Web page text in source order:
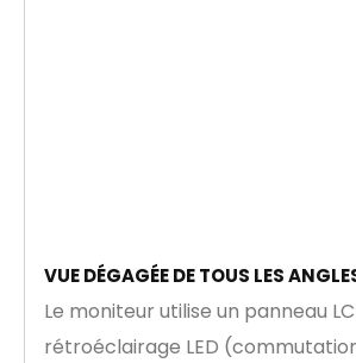
VUE DÉGAGÉE DE TOUS LES
Le moniteur utilise un panneau
rétroéclairage LED